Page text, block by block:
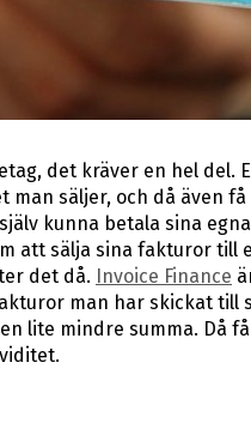
det kräver en hel del.
säljer, och då även
kunna betala sina
att sälja sina fakturor till
det då. Invoice Finance
man har skickat till
lite mindre summa. Då